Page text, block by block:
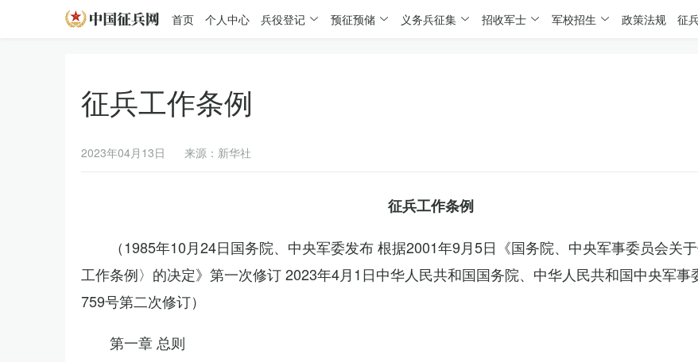
首页 个人中心 兵役登记 预征预储 义务兵征集 招收军士 军校招生 政策法规 征
征兵工作条例
2023年04月13日 来源：新华社
征兵工作条例
（1985年10月24日国务院、中央军委发布 根据2001年9月5日《国务院、中央军事委员会关
工作条例〉的决定》第一次修订 2023年4月1日中华人民共和国国务院、中华人民共和国中央军事
759号第二次修订）
第一章 总则